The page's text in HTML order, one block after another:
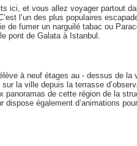
ici, et vous allez voyager partout
l’un des plus populaires
de fumer un narguilé tabac ou
pont de Galata à Istanbul.
à neuf étages au - dessus de la
la ville depuis la terrasse
panoramas de cette région de la
également d’animations